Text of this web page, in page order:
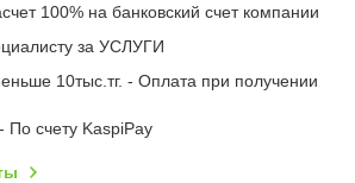
100% на банковский счет компании
за УСЛУГИ
10тыс.тг. - Оплата при получении
По счету KaspiPay